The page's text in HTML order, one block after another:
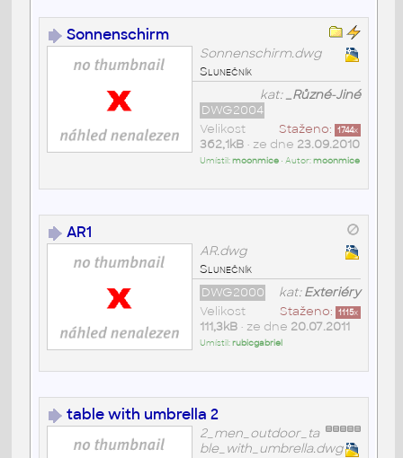
Sonnenschirm
Sonnenschirm.dwg
Slunečník
kat:_Různé-Jiné
DWG2004
Staženo: 1744x
Velikost
362,1kB• ze dne 23.09.2010
Umístil:moonmice• Autor:moonmice
AR1
AR.dwg
Slunečník
kat:Exteriéry
DWG2000
Staženo: 1115x
Velikost
111,3kB• ze dne 20.07.2011
Umístil:rubicgabriel
table with umbrella 2
2_men_outdoor_ta
ble_with_umbrella.dwg